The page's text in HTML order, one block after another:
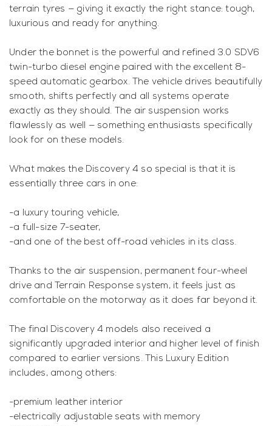
terrain tyres — giving it exactly the right stance: tough,
luxurious and ready for anything.
Under the bonnet is the powerful and refined 3.0 SDV6
twin-turbo diesel engine paired with the excellent 8-
speed automatic gearbox. The vehicle drives beautifully
smooth, shifts perfectly and all systems operate
exactly as they should. The air suspension works
flawlessly as well — something enthusiasts specifically
look for on these models.
What makes the Discovery 4 so special is that it is
essentially three cars in one:
-a luxury touring vehicle,
-a full-size 7-seater,
-and one of the best off-road vehicles in its class.
Thanks to the air suspension, permanent four-wheel
drive and Terrain Response system, it feels just as
comfortable on the motorway as it does far beyond it.
The final Discovery 4 models also received a
significantly upgraded interior and higher level of finish
compared to earlier versions. This Luxury Edition
includes, among others:
-premium leather interior
-electrically adjustable seats with memory